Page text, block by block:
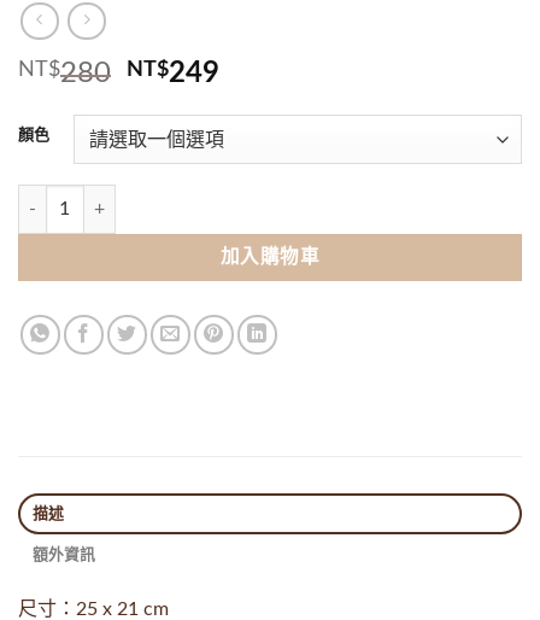
NT$280 原
價
格：
NT$249
價
格：
顏色
閃光聖誕蝴蝶飾品（含夾子） 數量
加入購物車
描述
額外資訊
尺寸：25 x 21 cm